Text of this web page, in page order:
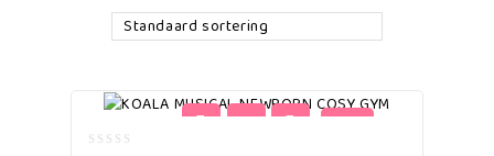
Standaard sortering
-25%